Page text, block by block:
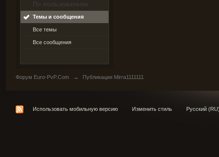
По пользователю
Темы и сообщения
Все темы
Все сообщения
Форум Euro-PvP.Com → Публикации Mirra1111111
Использовать мобильную версию Изменить стиль Русский